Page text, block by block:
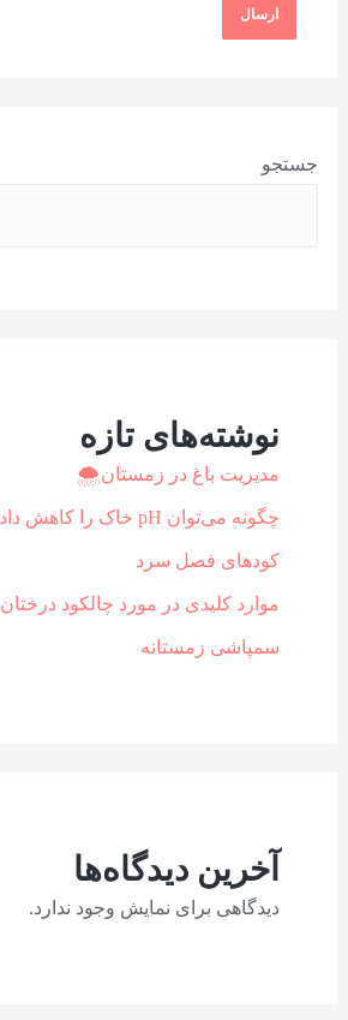
جستجو
نوشته‌های تازه
⁩مدیریت باغ در زمستان🌨
چگونه می‌توان pH خاک را کاهش داد؟
کودهای فصل سرد
موارد کلیدی در مورد چالکود درختان
سمپاشی زمستانه
آخرین دیدگاه‌ها
دیدگاهی برای نمایش وجود ندارد.